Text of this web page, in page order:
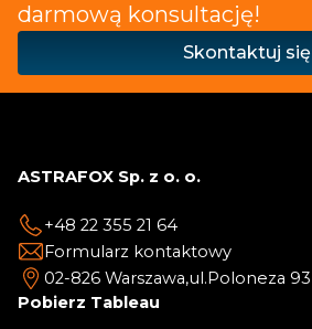
darmową konsultację!
Skontaktuj się
ASTRAFOX Sp. z o. o.
+48 22 355 21 64
Formularz kontaktowy
02-826 Warszawa,ul.Poloneza 93
Pobierz Tableau